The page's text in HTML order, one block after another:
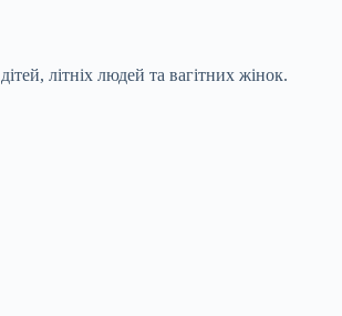
літніх людей та вагітних жінок.